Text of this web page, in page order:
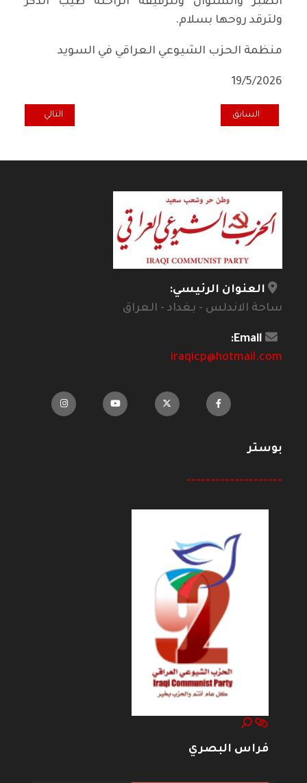
ولترقد روحها بسلام.
منظمة الحزب الشيوعي العراقي في السويد
19/5/2026
المقال السابق: الشيوعي اللبناني: رحيل المناضل والمثقف الشيوعي
السابق المقال التالي:
التالي
العنوان الرئيسي:
ساحة الاندلس - بغداد - العراق
Email:
iraqicp@hotmail.com
بوستر
--------------------
فراس البصري